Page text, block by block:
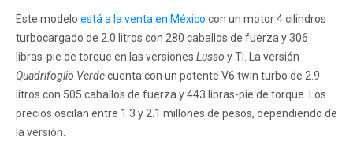
Este modelo está a la venta en México con un motor 4 cilindros
turbocargado de 2.0 litros con 280 caballos de fuerza y 306
libras-pie de torque en las versiones Lusso y TI. La versión
Quadrifoglio Verdecuenta con un potente V6 twin turbo de 2.9
litros con 505 caballos de fuerza y 443 libras-pie de torque. Los
precios oscilan entre 1.3 y 2.1 millones de pesos, dependiendo de
la versión.